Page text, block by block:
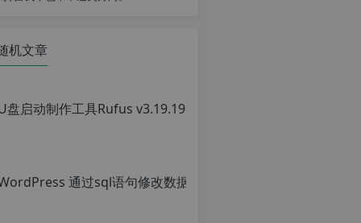
机文章